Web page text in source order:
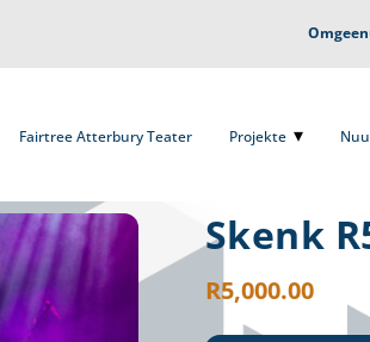
Fairtree Atterbury Teater Projekte
Skenk
R5,000.00